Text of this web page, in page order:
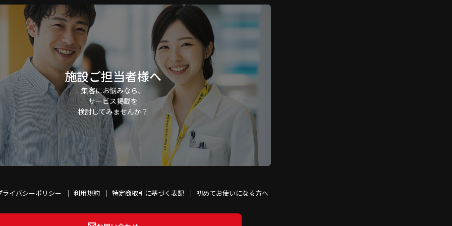
施設ご担当者様へ
集客にお悩みなら、
サービス掲載を
検討してみませんか？
ライバシーポリシー 利用規約 特定商取引に基づく表記 初めてお使いになる方へ